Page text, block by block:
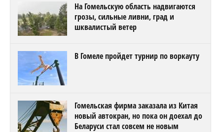
На Гомельскую область надвигаются
грозы, сильные ливни, град и
шквалистый ветер
В Гомеле пройдет турнир по воркауту
Гомельская фирма заказала из Китая
новый автокран, но пока он доехал до
Беларуси стал совсем не новым